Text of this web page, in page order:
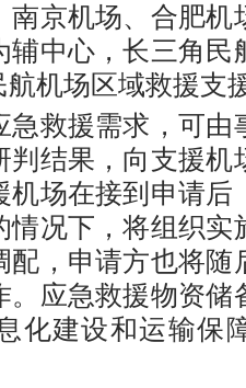
南京机场、合肥机
辅中心，长三角民
机场区域救援支
救援需求，可由
判结果，向支援机
机场在接到申请后
情况下，将组织实
配，申请方也将随
。应急救援物资储
化建设和运输保